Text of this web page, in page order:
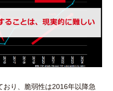
おり、脆弱性は2016年以降急